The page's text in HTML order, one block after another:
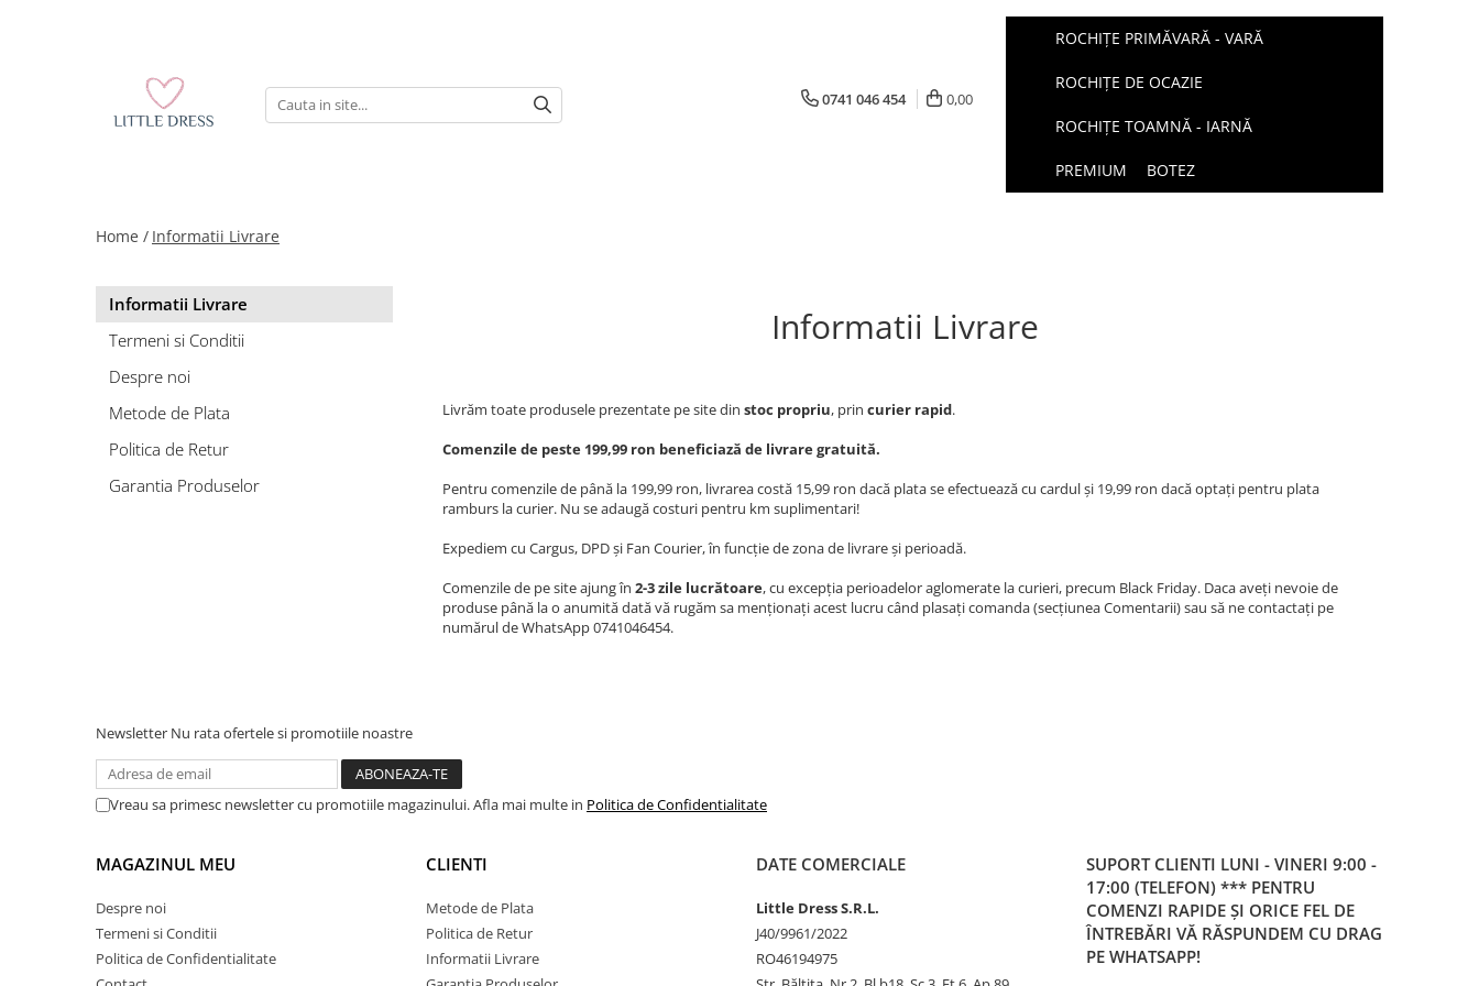
0741 046 454 0,00
ROCHIȚE PRIMĂVARĂ - VARĂ
ROCHIȚE DE OCAZIE
ROCHIȚE TOAMNĂ - IARNĂ
PREMIUM BOTEZ
Home / Informatii Livrare
Informatii Livrare
Livrăm toate produsele prezentate pe site din stoc propriu, prin curier rapid.
Comenzile de peste 199,99 ron beneficiază de livrare gratuită.
Pentru comenzile de până la 199,99 ron, livrarea costă 15,99 ron dacă plata se efectuează cu cardul și 19,99 ron dacă optați pentru plata
ramburs la curier. Nu se adaugă costuri pentru km suplimentari!
Expediem cu Cargus, DPD și Fan Courier, în funcție de zona de livrare și perioadă.
Comenzile de pe site ajung în 2-3 zile lucrătoare, cu excepția perioadelor aglomerate la curieri, precum Black Friday. Daca aveți nevoie de
produse până la o anumită dată vă rugăm sa menționați acest lucru când plasați comanda (secțiunea Comentarii) sau să ne contactați pe
numărul de WhatsApp 0741046454.
Informatii Livrare
Termeni si Conditii
Despre noi
Metode de Plata
Politica de Retur
Garantia Produselor
Newsletter Nu rata ofertele si promotiile noastre
Vreau sa primesc newsletter cu promotiile magazinului. Afla mai multe in Politica de Confidentialitate
MAGAZINUL MEU
Despre noi
Termeni si Conditii
Politica de Confidentialitate
CLIENTI
Metode de Plata
Politica de Retur
Informatii Livrare
DATE COMERCIALE
Little Dress S.R.L.
J40/9961/2022
RO46194975
SUPORT CLIENTI LUNI - VINERI 9:00 -
17:00 (TELEFON) *** PENTRU
COMENZI RAPIDE ȘI ORICE FEL DE
ÎNTREBĂRI VĂ RĂSPUNDEM CU DRAG
PE WHATSAPP!